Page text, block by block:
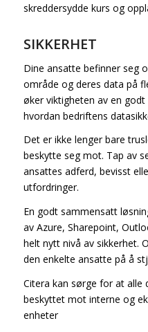
skreddersydde kurs og
SIKKERHET
Dine ansatte befinner seg
område og deres data på
øker viktigheten av en
hvordan bedriftens
Det er ikke lenger bare
beskytte seg mot. Tap av
ansattes adferd, bevisst
utfordringer.
En godt sammensatt
av Azure, Sharepoint,
helt nytt nivå av sikkerhet.
den enkelte ansatte på å
Citera kan sørge for at
beskyttet mot interne og
enheter